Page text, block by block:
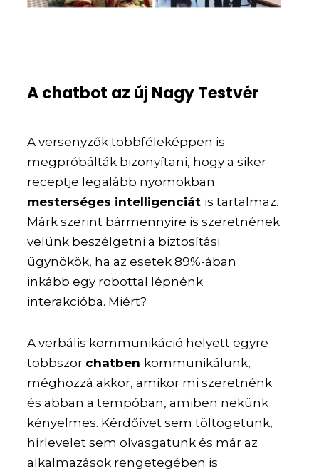
A chatbot az új Nagy Testvér
A versenyzők többféleképpen is
megpróbálták bizonyítani, hogy a siker
receptje legalább nyomokban
mesterséges intelligenciát is tartalmaz.
Márk szerint bármennyire is szeretnének
velünk beszélgetni a biztosítási
ügynökök, ha az esetek 89%-ában
inkább egy robottal lépnénk
interakcióba. Miért?
A verbális kommunikáció helyett egyre
többször chatben kommunikálunk,
méghozzá akkor, amikor mi szeretnénk
és abban a tempóban, amiben nekünk
kényelmes. Kérdőívet sem töltögetünk,
hírlevelet sem olvasgatunk és már az
alkalmazások rengetegében is